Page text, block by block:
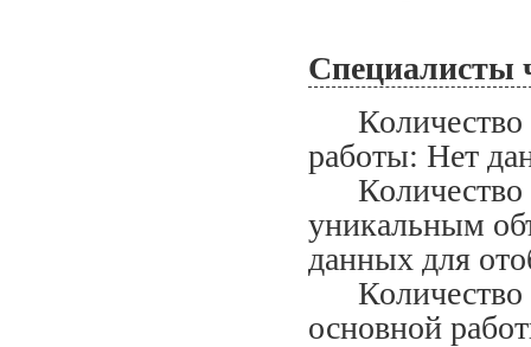
Специалисты
Количество
работы: Нет
Количество
уникальным
данных для
Количество
основной